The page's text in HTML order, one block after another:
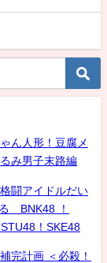
ん人形！豆腐メ
み男子末路編
闘アイドルだい
BNK48 ！
！SKE48
完計画 ＜必殺！